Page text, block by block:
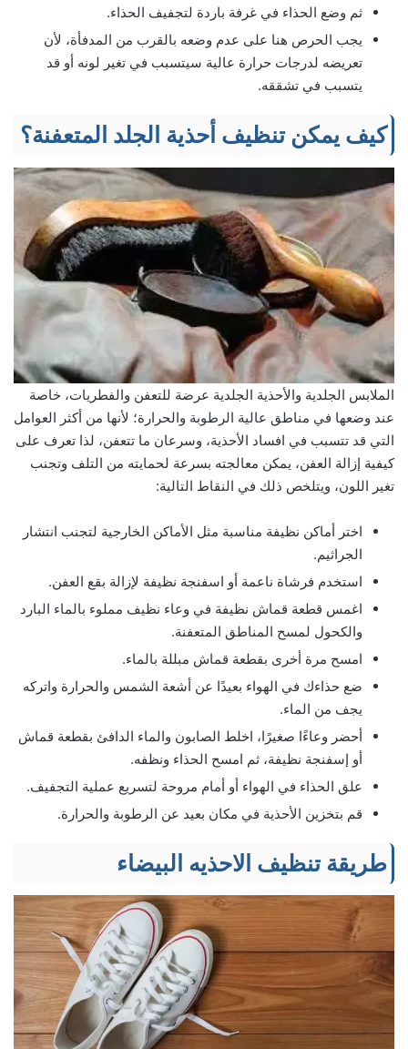
ثم وضع الحذاء في غرفة باردة لتجفيف الحذاء.
يجب الحرص هنا على عدم وضعه بالقرب من المدفأة، لأن
تعريضه لدرجات حرارة عالية سيتسبب في تغير لونه أو قد
يتسبب في تشققه.
كيف يمكن تنظيف أحذية الجلد المتعفنة؟
الملابس الجلدية والأحذية الجلدية عرضة للتعفن والفطريات، خاصة
عند وضعها في مناطق عالية الرطوبة والحرارة؛ لأنها من أكثر العوامل
التي قد تتسبب في افساد الأحذية، وسرعان ما تتعفن، لذا تعرف على
كيفية إزالة العفن، يمكن معالجته بسرعة لحمايته من التلف وتجنب
تغير اللون، ويتلخص ذلك في النقاط التالية:
اختر أماكن نظيفة مناسبة مثل الأماكن الخارجية لتجنب انتشار
الجراثيم.
استخدم فرشاة ناعمة أو اسفنجة نظيفة لإزالة بقع العفن.
اغمس قطعة قماش نظيفة في وعاء نظيف مملوء بالماء البارد
والكحول لمسح المناطق المتعفنة.
امسح مرة أخرى بقطعة قماش مبللة بالماء.
ضع حذاءك في الهواء بعيدًا عن أشعة الشمس والحرارة واتركه
يجف من الماء.
أحضر وعاءًا صغيرًا، اخلط الصابون والماء الدافئ بقطعة قماش
أو إسفنجة نظيفة، ثم امسح الحذاء ونظفه.
علق الحذاء في الهواء أو أمام مروحة لتسريع عملية التجفيف.
قم بتخزين الأحذية في مكان بعيد عن الرطوبة والحرارة.
طريقة تنظيف الاحذيه البيضاء